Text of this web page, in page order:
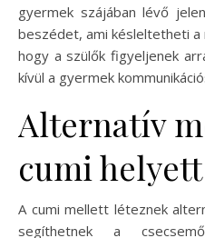
gyermek szájában lévő
beszédet, ami késleltetheti
hogy a szülők figyeljenek
kívül a gyermek
Alternatív
cumi helyett
A cumi mellett léteznek
segíthetnek a